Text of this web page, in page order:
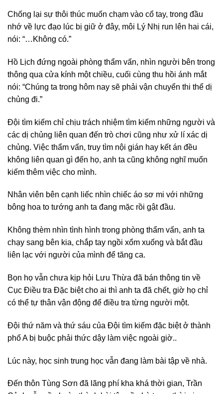
Chống lại sự thôi thúc muốn chạm vào cổ tay, trong đầu
nhớ về lực đạo lúc bị giữ ở đây, môi Lý Nhị run lên hai cái,
nói: “…Không có.”
Hồ Lịch đứng ngoài phòng thẩm vấn, nhìn người bên trong
thông qua cửa kính một chiều, cuối cùng thu hồi ánh mắt
nói: “Chúng ta trong hôm nay sẽ phải vận chuyển thi thể dị
chủng đi.”
Đội tìm kiếm chỉ chịu trách nhiệm tìm kiếm những người và
các dị chủng liên quan đến trò chơi cũng như xử lí xác dị
chủng. Việc thẩm vấn, truy tìm nội gián hay kết án đều
không liên quan gì đến họ, anh ta cũng không nghĩ muốn
kiếm thêm việc cho mình.
Nhân viên bên cạnh liếc nhìn chiếc áo sơ mi với những
bông hoa to tướng anh ta đang mặc rồi gật đầu.
Không thèm nhìn tình hình trong phòng thẩm vấn, anh ta
chạy sang bên kia, chắp tay ngồi xổm xuống và bắt đầu
liên lạc với người của mình để tăng ca.
Bọn họ vẫn chưa kịp hỏi Lưu Thừa đã bán thông tin về
Cục Điều tra Đặc biệt cho ai thì anh ta đã chết, giờ họ chỉ
có thể tự thân vận động để điều tra từng người một.
Đội thứ năm và thứ sáu của Đội tìm kiếm đặc biệt ở thành
phố A bị buộc phải thức dậy làm việc ngoài giờ..
Lúc này, học sinh trung học vẫn đang làm bài tập về nhà.
Đến thôn Tùng Sơn đã lãng phí kha khá thời gian, Trần